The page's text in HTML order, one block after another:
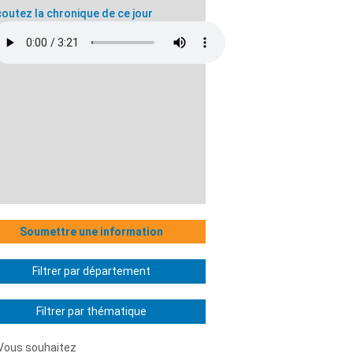
la chronique de ce jour
Soumettre une information
Filtrer par département
Filtrer par thématique
souhaitez